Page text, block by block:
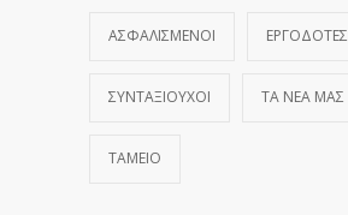
ΑΣΦΑΛΙΣΜΕΝΟΙ ΕΡΓΟΔΟΤΕΣ
ΣΥΝΤΑΞΙΟΥΧΟΙ ΤΑ ΝΈΑ ΜΑΣ
ΤΑΜΕΙΟ